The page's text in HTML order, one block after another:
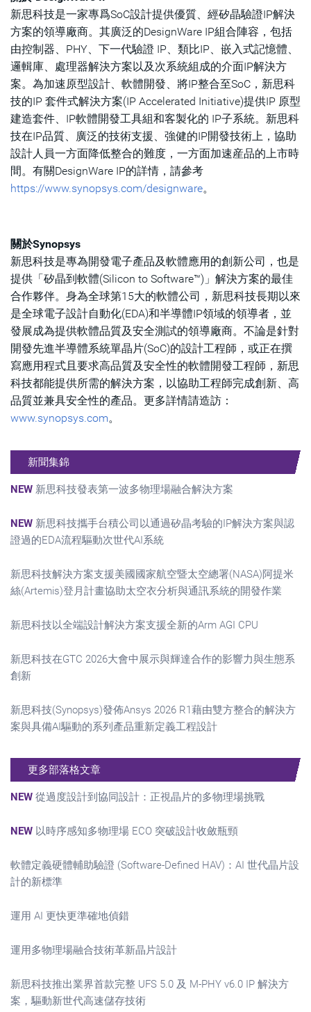
新思科技是一家專爲SoC設計提供優質、經矽晶驗證IP解決
方案的領導廠商。其廣泛的DesignWare IP組合陣容，包括
由控制器、PHY、下一代驗證 IP、類比IP、嵌入式記憶體、
邏輯庫、處理器解決方案以及次系統組成的介面IP解決方
案。為加速原型設計、軟體開發、將IP整合至SoC，新思科
技的IP 套件式解決方案(IP Accelerated Initiative)提供IP 原型
建造套件、IP軟體開發工具組和客製化的 IP子系統。新思科
技在IP品質、廣泛的技術支援、強健的IP開發技術上，協助
設計人員一方面降低整合的難度，一方面加速産品的上市時
間。有關DesignWare IP的詳情，請參考
https://www.synopsys.com/designware。
關於Synopsys
新思科技是專為開發電子產品及軟體應用的創新公司，也是
提供「矽晶到軟體(Silicon to Software™)」解決方案的最佳
合作夥伴。身為全球第15大的軟體公司，新思科技長期以來
是全球電子設計自動化(EDA)和半導體IP領域的領導者，並
發展成為提供軟體品質及安全測試的領導廠商。不論是針對
開發先進半導體系統單晶片(SoC)的設計工程師，或正在撰
寫應用程式且要求高品質及安全性的軟體開發工程師，新思
科技都能提供所需的解決方案，以協助工程師完成創新、高
品質並兼具安全性的產品。更多詳情請造訪：
www.synopsys.com。
新聞集錦
NEW 新思科技發表第一波多物理場融合解決方案
NEW 新思科技攜手台積公司以通過矽晶考驗的IP解決方案與認
證過的EDA流程驅動次世代AI系統
新思科技解決方案支援美國國家航空暨太空總署(NASA)阿提米
絲(Artemis)登月計畫協助太空衣分析與通訊系統的開發作業
新思科技以全端設計解決方案支援全新的Arm AGI CPU
新思科技在GTC 2026大會中展示與輝達合作的影響力與生態系
創新
新思科技(Synopsys)發佈Ansys 2026 R1藉由雙方整合的解決方
案與具備AI驅動的系列產品重新定義工程設計
更多部落格文章
NEW 從過度設計到協同設計：正視晶片的多物理場挑戰
NEW 以時序感知多物理場 ECO 突破設計收斂瓶頸
軟體定義硬體輔助驗證 (Software-Defined HAV)：AI 世代晶片設
計的新標準
運用 AI 更快更準確地偵錯
運用多物理場融合技術革新晶片設計
新思科技推出業界首款完整 UFS 5.0 及 M-PHY v6.0 IP 解決方
案，驅動新世代高速儲存技術